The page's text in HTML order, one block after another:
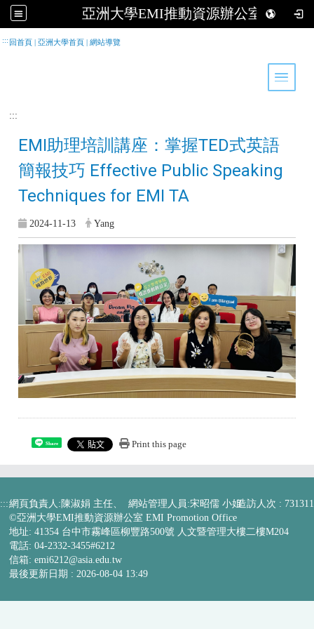
亞洲大學EMI推動資源辦公室
::: 回首頁 |亞洲大學首頁 |網站導覽
Toggle
:::
EMI助理培訓講座：掌握TED式英語
簡報技巧 Effective Public Speaking
Techniques for EMI TA
2024-11-13 Yang
Share Print this page
:::網頁負責人:陳淑娟 主任、 網站管理人員:宋昭儒 小姐
©亞洲大學EMI推動資源辦公室 EMI Promotion Office
地址: 41354 台中市霧峰區柳豐路500號 人文暨管理大樓二樓M204
電話: 04-2332-3455#6212
信箱:emi6212@asia.edu.tw
造訪人次 : 731311
最後更新日期 : 2026-08-04 13:49